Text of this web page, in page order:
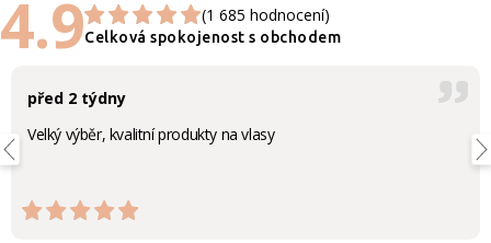
4.9 (1 685 hodnocení)
Celková spokojenost s obchodem
před 2 týdny
Velký výběr, kvalitní produkty na vlasy